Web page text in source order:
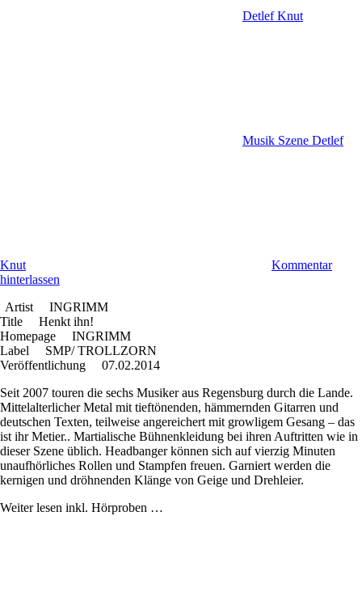
Detlef Knut
Musik Szene Detlef
Knut
Kommentar
hinterlassen
Artist INGRIMM
Title Henkt ihn!
Homepage INGRIMM
Label SMP/ TROLLZORN
Veröffentlichung 07.02.2014
Seit 2007 touren die sechs Musiker aus Regensburg durch die Lande.
Mittelalterlicher Metal mit tieftönenden, hämmernden Gitarren und
deutschen Texten, teilweise angereichert mit growligem Gesang – das
ist ihr Metier.. Martialische Bühnenkleidung bei ihren Auftritten wie in
dieser Szene üblich. Headbanger können sich auf vierzig Minuten
unaufhörliches Rollen und Stampfen freuen. Garniert werden die
kernigen und dröhnenden Klänge von Geige und Drehleier.
Weiter lesen inkl. Hörproben …